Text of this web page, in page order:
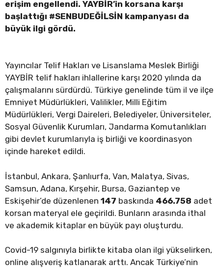
erişim engellendi. YAYBİR’in korsana karşı
başlattığı #SENBUDEĞİLSİN kampanyası da
büyük ilgi gördü.
Yayıncılar Telif Hakları ve Lisanslama Meslek Birliği
YAYBİR telif hakları ihlallerine karşı 2020 yılında da
çalışmalarını sürdürdü. Türkiye genelinde tüm il ve ilçe
Emniyet Müdürlükleri, Valilikler, Milli Eğitim
Müdürlükleri, Vergi Daireleri, Belediyeler, Üniversiteler,
Sosyal Güvenlik Kurumları, Jandarma Komutanlıkları
gibi devlet kurumlarıyla iş birliği ve koordinasyon
içinde hareket edildi.
İstanbul, Ankara, Şanlıurfa, Van, Malatya, Sivas,
Samsun, Adana, Kırşehir, Bursa, Gaziantep ve
Eskişehir’de düzenlenen 147 baskında 466.758 adet
korsan materyal ele geçirildi. Bunların arasında ithal
ve akademik kitaplar en büyük payı oluşturdu.
Covid-19 salgınıyla birlikte kitaba olan ilgi yükselirken,
online alışveriş katlanarak arttı. Ancak Türkiye’nin